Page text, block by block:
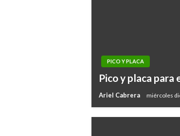
PICO Y PLACA
Pico y placa
Ariel Cabrera miércoles